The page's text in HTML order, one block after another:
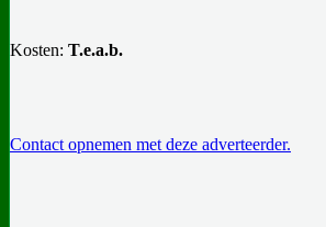
Kosten: T.e.a.b.
Contact opnemen met deze adverteerder.